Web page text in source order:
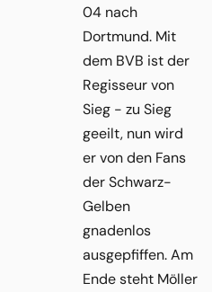
04 nach
Dortmund. Mit
dem BVB ist der
Regisseur von
Sieg - zu Sieg
geeilt, nun wird
er von den Fans
der Schwarz-
Gelben
gnadenlos
ausgepfiffen. Am
Ende steht Möller